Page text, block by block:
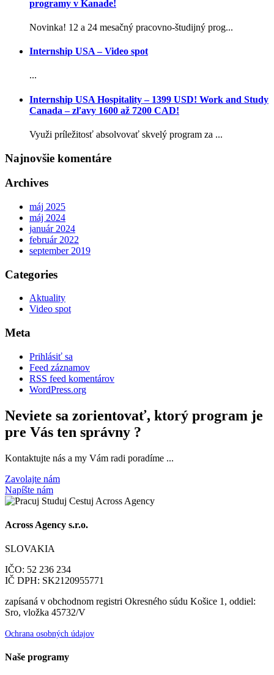
programy v Kanade!
Novinka! 12 a 24 mesačný pracovno-študijný prog...
Internship USA – Video spot
...
Internship USA Hospitality – 1399 USD! Work and Study
Canada – zľavy 1600 až 7200 CAD!
Využi príležitosť absolvovať skvelý program za ...
Najnovšie komentáre
Archives
máj 2025
máj 2024
január 2024
február 2022
september 2019
Categories
Aktuality
Video spot
Meta
Prihlásiť sa
Feed záznamov
RSS feed komentárov
WordPress.org
Neviete sa zorientovať, ktorý program je
pre Vás ten správny ?
Kontaktujte nás a my Vám radi poradíme ...
Zavolajte nám
Napíšte nám
Across Agency s.r.o.
SLOVAKIA
IČO: 52 236 234
IČ DPH: SK2120955771
zapísaná v obchodnom registri Okresného súdu Košice 1, oddiel:
Sro, vložka 45732/V
Ochrana osobných údajov
Naše programy